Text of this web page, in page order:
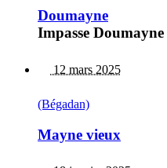
Doumayne
Impasse
12 mars 2025
(Bégadan)
Mayne vieux